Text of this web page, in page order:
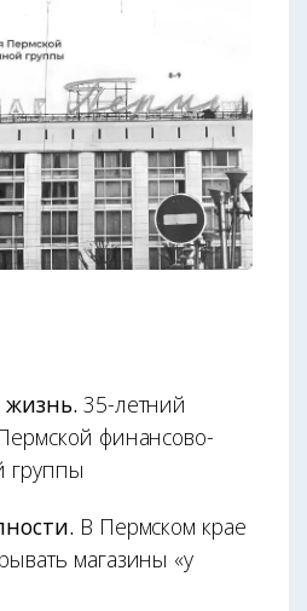
35-летний
финансово-
группы
В Пермском крае
магазины «у